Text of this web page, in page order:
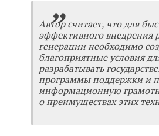
Автор считает, что для
эффективного внедрения
генерации необходимо
благоприятные условия
разрабатывать
программы поддержки и
информационную
о преимуществах этих